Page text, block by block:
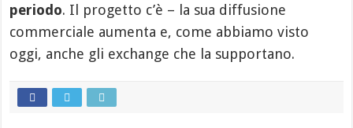
periodo. Il progetto c’è – la sua diffusione
commerciale aumenta e, come abbiamo visto
oggi, anche gli exchange che la supportano.